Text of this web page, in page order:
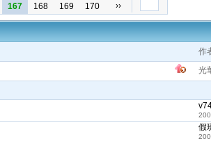
167 168 169 170 ››
作
光
假